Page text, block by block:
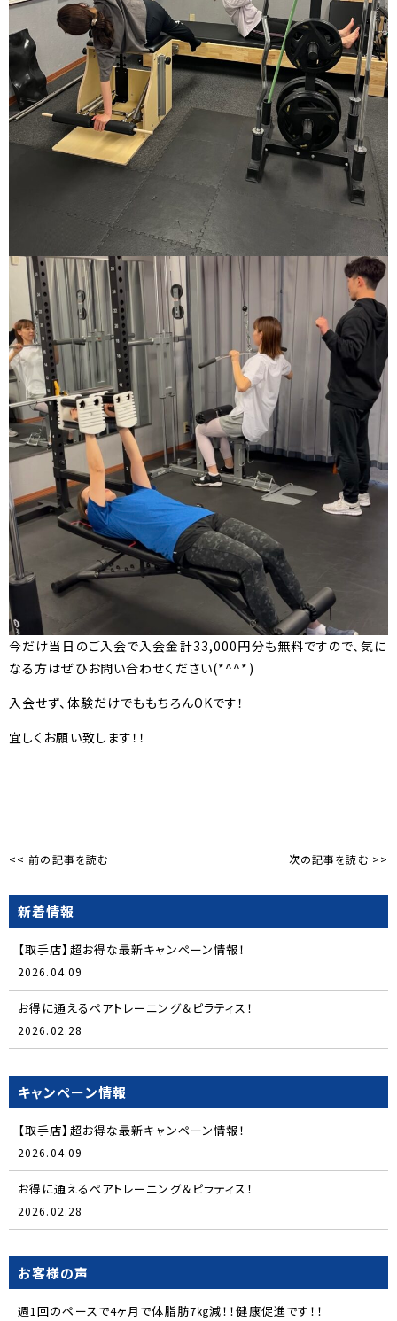
今だけ当日のご入会で入会金計33,000円分も無料ですので、気に
なる方はぜひお問い合わせください(*^^*)
入会せず、体験だけでももちろんOKです！
宜しくお願い致します！！
<< 前の記事を読む 次の記事を読む >>
新着情報
【取手店】超お得な最新キャンペーン情報！
2026.04.09
お得に通えるペアトレーニング＆ピラティス！
2026.02.28
キャンペーン情報
【取手店】超お得な最新キャンペーン情報！
2026.04.09
お得に通えるペアトレーニング＆ピラティス！
2026.02.28
お客様の声
週1回のペースで4ヶ月で体脂肪7㎏減！！健康促進です！！